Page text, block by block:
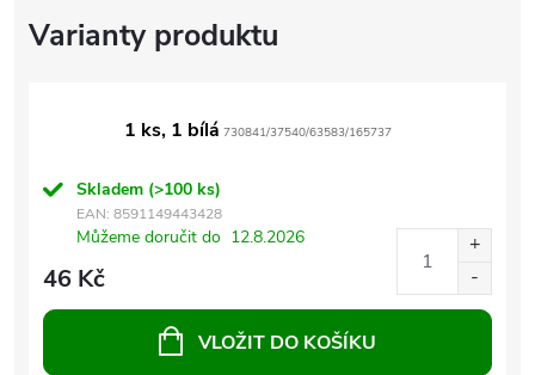
1 ks, 1 bílá 730841/37540/63583/165737
Skladem (>100 ks)
EAN: 8591149443428
Můžeme doručit do 12.8.2026
46 Kč
VLOŽIT DO KOŠÍKU